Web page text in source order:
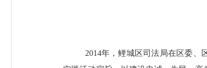
2014年，鲤城区司法局在区委、